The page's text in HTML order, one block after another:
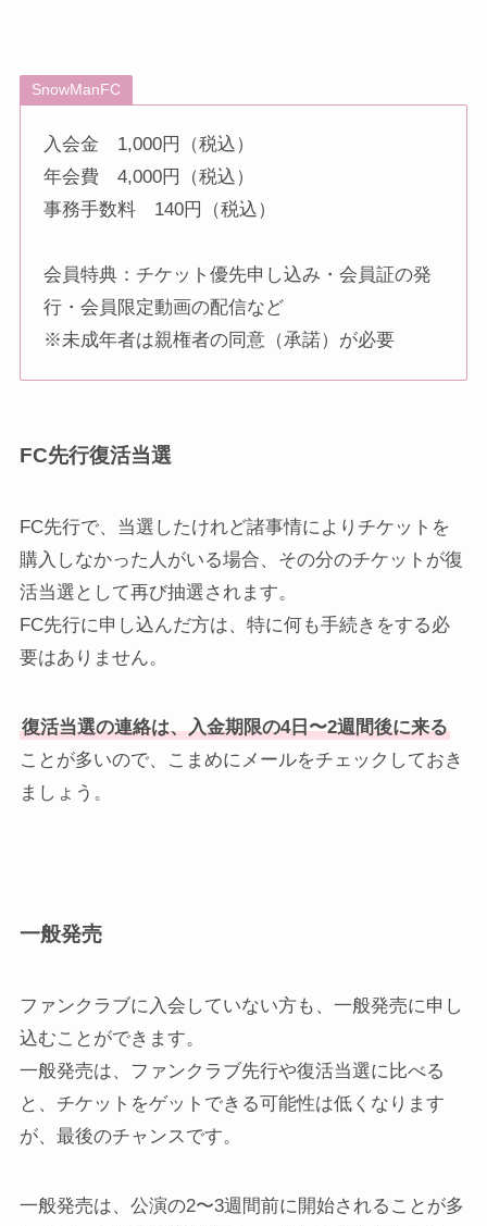
SnowManFC
入会金 1,000円（税込）
年会費 4,000円（税込）
事務手数料 140円（税込）
会員特典：チケット優先申し込み・会員証の発
行・会員限定動画の配信など
※未成年者は親権者の同意（承諾）が必要
FC先行復活当選
FC先行で、当選したけれど諸事情によりチケットを
購入しなかった人がいる場合、その分のチケットが復
活当選として再び抽選されます。
FC先行に申し込んだ方は、特に何も手続きをする必
要はありません。
復活当選の連絡は、入金期限の4日〜2週間後に来る
ことが多いので、こまめにメールをチェックしておき
ましょう。
一般発売
ファンクラブに入会していない方も、一般発売に申し
込むことができます。
一般発売は、ファンクラブ先行や復活当選に比べる
と、チケットをゲットできる可能性は低くなります
が、最後のチャンスです。
一般発売は、公演の2〜3週間前に開始されることが多